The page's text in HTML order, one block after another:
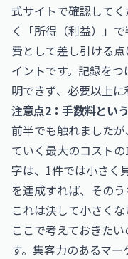
式サイトで確認して
く「所得（利益）」
費として差し引ける
イントです。記録を
明できず、必要以上
注意点2：手数料とい
前半でも触れました
ていく最大のコスト
字は、1件では小さく
を達成すれば、その
これは決して小さくな
ここで考えておきた
す。集客力のあるマ